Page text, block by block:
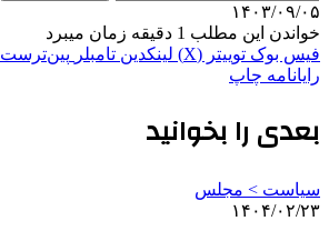
۱۴۰۳/۰۹/۰۵
خواندن این مطلب 1 دقیقه زمان میبرد
فیس بوک توییتر (X) لینکدین ‫تامبلر ‫پین‌ترست
رایانامه چاپ
بعدی را بخوانید
سیاست > مجلس
۱۴۰۴/۰۲/۲۳